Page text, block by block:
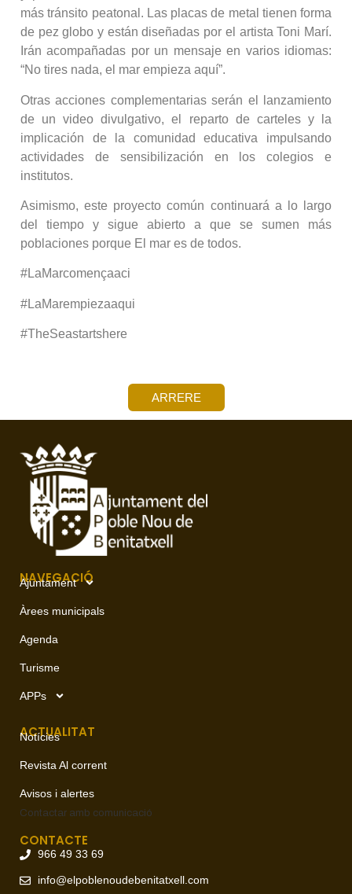
más tránsito peatonal. Las placas de metal tienen forma
de pez globo y están diseñadas por el artista Toni Marí.
Irán acompañadas por un mensaje en varios idiomas:
“No tires nada, el mar empieza aquí”.
Otras acciones complementarias serán el lanzamiento
de un video divulgativo, el reparto de carteles y la
implicación de la comunidad educativa impulsando
actividades de sensibilización en los colegios e
institutos.
Asimismo, este proyecto común continuará a lo largo
del tiempo y sigue abierto a que se sumen más
poblaciones porque El mar es de todos.
#LaMarcomençaaci
#LaMarempiezaaqui
#TheSeastartshere
ARRERE
NAVEGACIÓ
Ajuntament
Àrees municipals
Agenda
Turisme
APPs
ACTUALITAT
Notícies
Revista Al corrent
Avisos i alertes
Contactar amb comunicació
CONTACTE
966 49 33 69
info@elpoblenoudebenitatxell.com